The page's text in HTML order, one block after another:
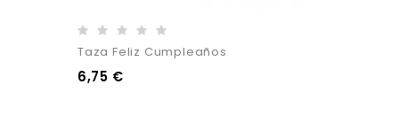
Taza Feliz Cumpleaños
6,75 €